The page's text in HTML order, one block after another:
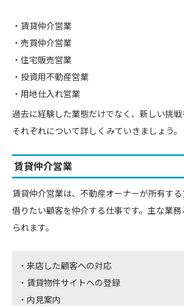
賃貸仲介営業
売買仲介営業
住宅販売営業
投資用不動産営業
用地仕入れ営業
過去に経験した業態だけでなく、新しい挑戦
それぞれについて詳しくみていきましょう。
賃貸仲介営業
賃貸仲介営業は、不動産オーナーが所有す
借りたい顧客を仲介する仕事です。主な業
られます。
来店した顧客への対応
賃貸物件サイトへの登録
内見案内